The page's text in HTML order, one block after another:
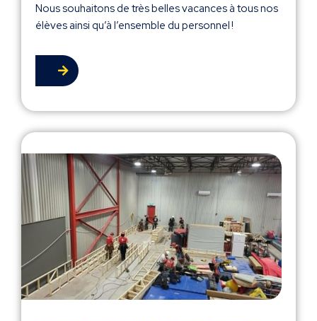
Nous souhaitons de très belles vacances à tous nos
élèves ainsi qu’à l’ensemble du personnel !